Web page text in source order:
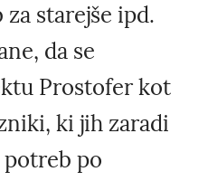
starejše ipd.
da se
Prostofer kot
ki jih zaradi
po